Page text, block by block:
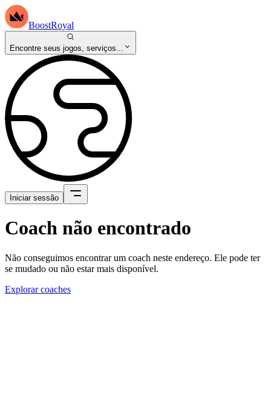
BoostRoyal
Encontre seus jogos, serviços...
Iniciar sessão
Coach não encontrado
Não conseguimos encontrar um coach neste endereço. Ele pode ter
se mudado ou não estar mais disponível.
Explorar coaches